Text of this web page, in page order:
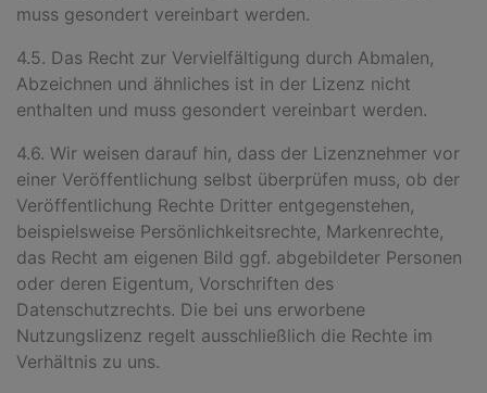
muss gesondert vereinbart werden.
4.5. Das Recht zur Vervielfältigung durch Abmalen,
Abzeichnen und ähnliches ist in der Lizenz nicht
enthalten und muss gesondert vereinbart werden.
4.6. Wir weisen darauf hin, dass der Lizenznehmer vor
einer Veröffentlichung selbst überprüfen muss, ob der
Veröffentlichung Rechte Dritter entgegenstehen,
beispielsweise Persönlichkeitsrechte, Markenrechte,
das Recht am eigenen Bild ggf. abgebildeter Personen
oder deren Eigentum, Vorschriften des
Datenschutzrechts. Die bei uns erworbene
Nutzungslizenz regelt ausschließlich die Rechte im
Verhältnis zu uns.